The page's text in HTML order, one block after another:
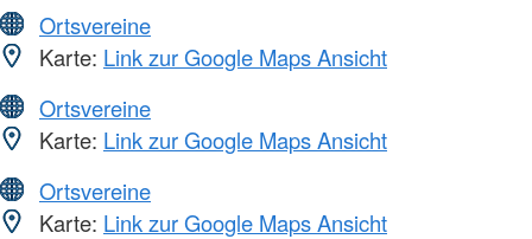
Ortsvereine
Karte: Link zur Google Maps Ansicht
Ortsvereine
Karte: Link zur Google Maps Ansicht
Ortsvereine
Karte: Link zur Google Maps Ansicht